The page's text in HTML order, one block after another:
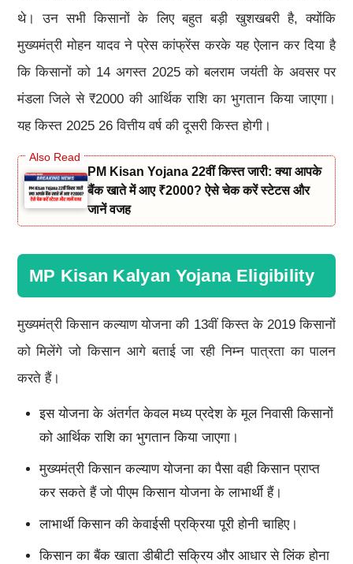
थे। उन सभी किसानों के लिए बहुत बड़ी खुशखबरी है, क्योंकि
मुख्यमंत्री मोहन यादव ने प्रेस कांफ्रेंस करके यह ऐलान कर दिया है
कि किसानों को 14 अगस्त 2025 को बलराम जयंती के अवसर पर
मंडला जिले से ₹2000 की आर्थिक राशि का भुगतान किया जाएगा।
यह किस्त 2025 26 वित्तीय वर्ष की दूसरी किस्त होगी।
PM Kisan Yojana 22वीं किस्त जारी: क्या आपके
बैंक खाते में आए ₹2000? ऐसे चेक करें स्टेटस और
जानें वजह
MP Kisan Kalyan Yojana Eligibility
मुख्यमंत्री किसान कल्याण योजना की 13वीं किस्त के 2019 किसानों
को मिलेंगे जो किसान आगे बताई जा रही निम्न पात्रता का पालन
करते हैं।
इस योजना के अंतर्गत केवल मध्य प्रदेश के मूल निवासी किसानों
को आर्थिक राशि का भुगतान किया जाएगा।
मुख्यमंत्री किसान कल्याण योजना का पैसा वही किसान प्राप्त
कर सकते हैं जो पीएम किसान योजना के लाभार्थी हैं।
लाभार्थी किसान की केवाईसी प्रक्रिया पूरी होनी चाहिए।
किसान का बैंक खाता डीबीटी सक्रिय और आधार से लिंक होना